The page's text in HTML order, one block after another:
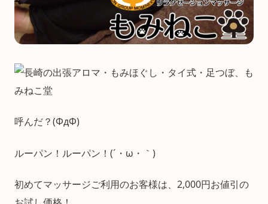
呼んだ？(ΦдΦ)
ルーパン！ルーパン！(´・ω・｀)
初めてマッサージご利用のお客様は、2,000円お値引の